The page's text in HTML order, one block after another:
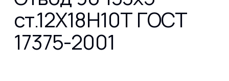
ст.12Х18Н10Т ГОСТ
17375-2001